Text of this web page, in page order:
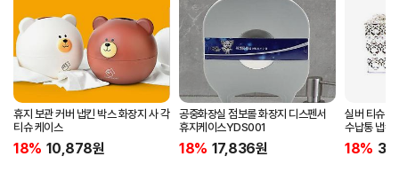
휴지 보관 커버 냅킨 박스 화장지 사 각
티슈 케이스
18% 10,878원
공중화장실 점보롤 화장지 디스펜서
휴지케이스YDS001
18% 17,836원
실버 티슈
수납통 냅킨
18%